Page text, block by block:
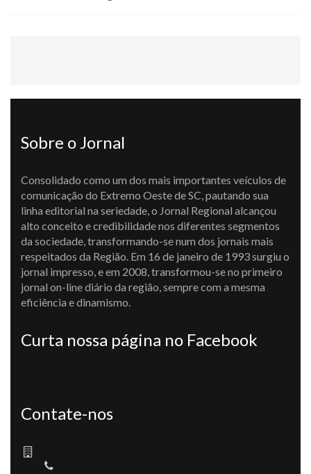
Sobre o Jornal
Consolidado como um dos mais importantes veículos de
comunicação do Extremo Oeste de SC, pautando sua
linha editorial na seriedade, o Jornal Regional alcançou
alto conceito e credibilidade nos diferentes segmentos
da sociedade, transformando-se num dos jornais mais
respeitados da Região. Em 16 de janeiro de 1993 surgiu o
jornal impresso, e em 2008, transformou-se no primeiro
jornal on-line diário da região, sempre com a mesma
eficiência e dinamismo.
Curta nossa página no Facebook
Contate-nos